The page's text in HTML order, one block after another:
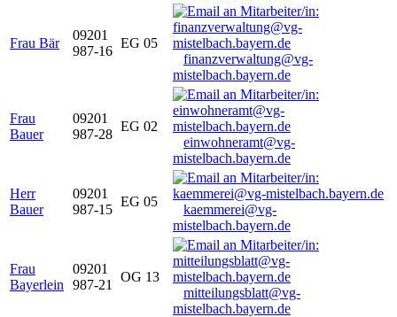
Frau Bär
09201
987-16
EG 05
finanzverwaltung@vg-
mistelbach.bayern.de
Frau
Bauer
09201
987-28
EG 02
einwohneramt@vg-
mistelbach.bayern.de
Herr
Bauer
09201
987-15
EG 05
kaemmerei@vg-
mistelbach.bayern.de
Frau
Bayerlein
09201
987-21
OG 13
mitteilungsblatt@vg-
mistelbach.bayern.de